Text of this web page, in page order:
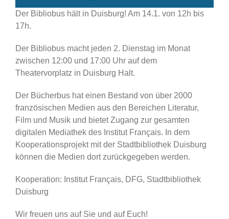
Der Bibliobus hält in Duisburg! Am 14.1. von 12h bis
17h.
Der Bibliobus macht jeden 2. Dienstag im Monat
zwischen 12:00 und 17:00 Uhr auf dem
Theatervorplatz in Duisburg Halt.
Der Bücherbus hat einen Bestand von über 2000
französischen Medien aus den Bereichen Literatur,
Film und Musik und bietet Zugang zur gesamten
digitalen Mediathek des Institut Français. In dem
Kooperationsprojekt mit der Stadtbibliothek Duisburg
können die Medien dort zurückgegeben werden.
Kooperation: Institut Français, DFG, Stadtbibliothek
Duisburg
Wir freuen uns auf Sie und auf Euch!